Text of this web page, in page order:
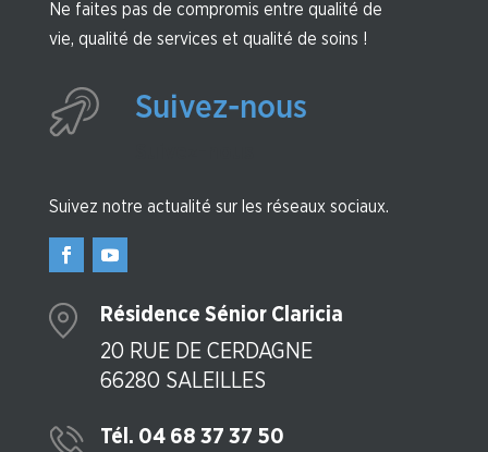
Ne faites pas de compromis entre qualité de
vie, qualité de services et qualité de soins !
Suivez-nous
Suivez notre actualité sur les réseaux sociaux.
Résidence Sénior Claricia
20 RUE DE CERDAGNE
66280 SALEILLES
Tél. 04 68 37 37 50